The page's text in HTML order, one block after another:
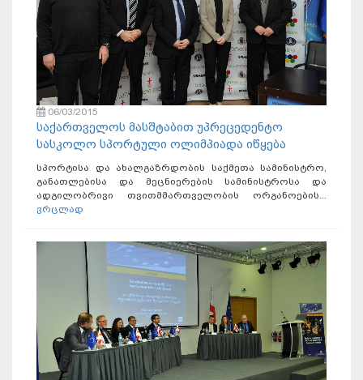
06/03/2015
საქართველოს მასშტაბით უპრეცედენტო
სასკოლო სპორტული ოლიმპიადა იწყება
სპორტისა და ახალგაზრდობის საქმეთა სამინისტრო,
განათლებისა და მეცნიერების სამინისტროსა და
ადგილობრივი თვითმმართველობის ორგანოების...
ვრცლად